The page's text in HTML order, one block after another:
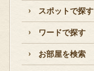
スポットで探す
ワードで探す
お部屋を検索